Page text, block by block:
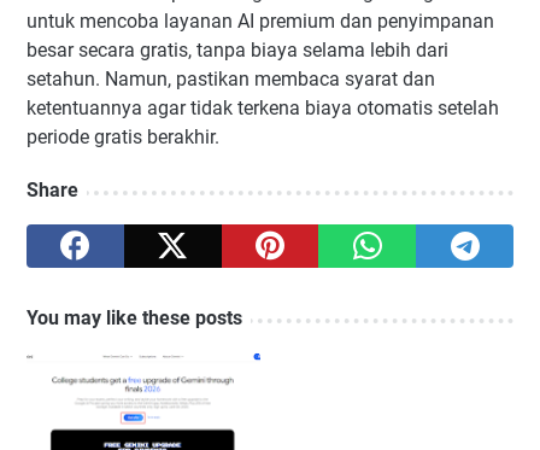
untuk mencoba layanan AI premium dan penyimpanan
besar secara gratis, tanpa biaya selama lebih dari
setahun. Namun, pastikan membaca syarat dan
ketentuannya agar tidak terkena biaya otomatis setelah
periode gratis berakhir.
Share
You may like these posts